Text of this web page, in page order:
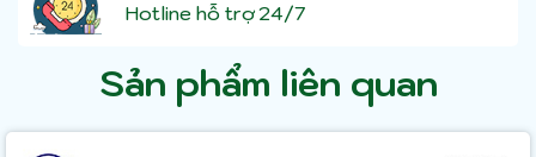
Hotline hỗ trợ 24/7
Sản phẩm liên quan